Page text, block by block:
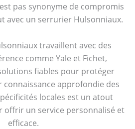
pas synonyme de compromis
avec un serrurier Hulsonniaux.
travaillent avec des
comme Yale et Fichet,
fiables pour protéger
connaissance approfondie des
locales est un atout
offrir un service personnalisé et
efficace.